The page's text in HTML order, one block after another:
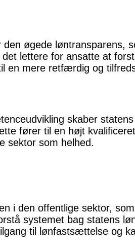
øgede løntransparens,
lettere for ansatte at
en mere retfærdig og
skaber
fører til en højt
sektor som helhed.
i den offentlige sektor,
systemet bag statens
til lønfastsættelse og